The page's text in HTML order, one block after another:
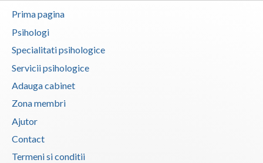
Interventie psihoterapeutica in trichotilomanie (1)
Interventie psihoterapeutica in tulburarea cont... (1)
Interventie psihoterapeutica in tulburarea de c... (1)
Interventie psihoterapeutica in tulburarea de s... (1)
Interventie psihoterapeutica in tulburarea dism... (1)
Interventie psihoterapeutica in tulburari ale c... (1)
Logoterapie in tulburarile de comunicare (1)
Psihodiagnostic si evaluare clinica (2)
Prima pagina
Psihologi
Specialitati psihologice
Servicii psihologice
Adauga cabinet
Zona membri
Ajutor
Contact
Termeni si conditii